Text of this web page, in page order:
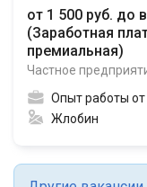
от 1 500 руб. до
(Заработная
премиальная)
Частное
Опыт работы от
Жлобин